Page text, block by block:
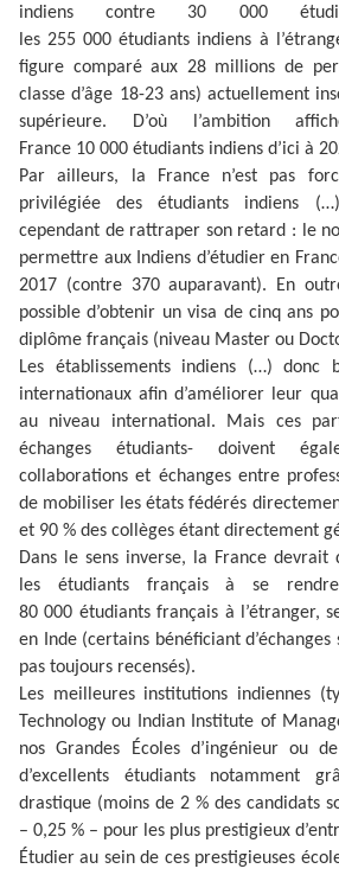
indiens contre 30 000
les 255 000 étudiants indiens à
figure comparé aux 28 millions de
classe d’âge 18-23 ans) actuellement
supérieure. D’où l’ambition
France 10 000 étudiants indiens d’ici à
Par ailleurs, la France n’est pas
privilégiée des étudiants indiens
cependant de rattraper son retard : le
permettre aux Indiens d’étudier en
2017 (contre 370 auparavant). En
possible d’obtenir un visa de cinq ans
diplôme français (niveau Master ou
Les établissements indiens (…) donc
internationaux afin d’améliorer leur
au niveau international. Mais ces
échanges étudiants- doivent
collaborations et échanges entre
de mobiliser les états fédérés
et 90 % des collèges étant directement
Dans le sens inverse, la France devrait
les étudiants français à se
80 000 étudiants français à l’étranger,
en Inde (certains bénéficiant
pas toujours recensés).
Les meilleures institutions indiennes
Technology ou Indian Institute of
nos Grandes Écoles d’ingénieur ou
d’excellents étudiants notamment
drastique (moins de 2 % des candidats
– 0,25 % – pour les plus prestigieux
Étudier au sein de ces prestigieuses